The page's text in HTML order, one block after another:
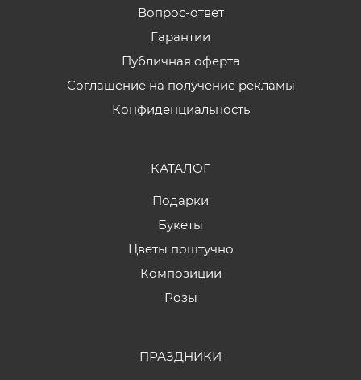
Вопрос-ответ
Гарантии
Публичная оферта
Соглашение на получение рекламы
Конфиденциальность
КАТАЛОГ
Подарки
Букеты
Цветы поштучно
Композиции
Розы
ПРАЗДНИКИ